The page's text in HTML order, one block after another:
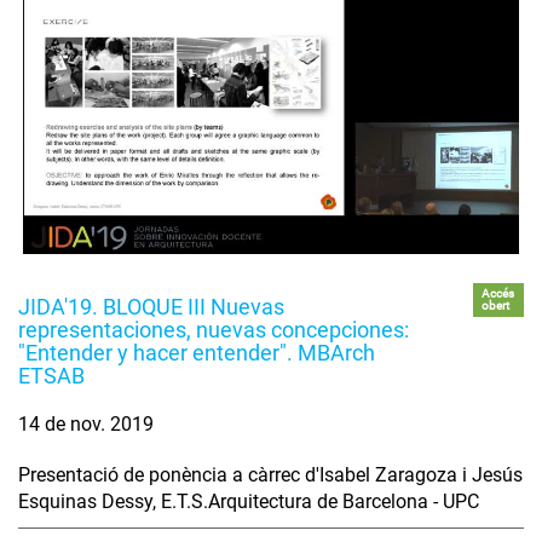
JIDA'19. BLOQUE III Nuevas
representaciones, nuevas concepciones:
"Entender y hacer entender". MBArch
ETSAB
Accés
obert
14 de nov. 2019
Presentació de ponència a càrrec d'Isabel Zaragoza i Jesús
Esquinas Dessy, E.T.S.Arquitectura de Barcelona - UPC